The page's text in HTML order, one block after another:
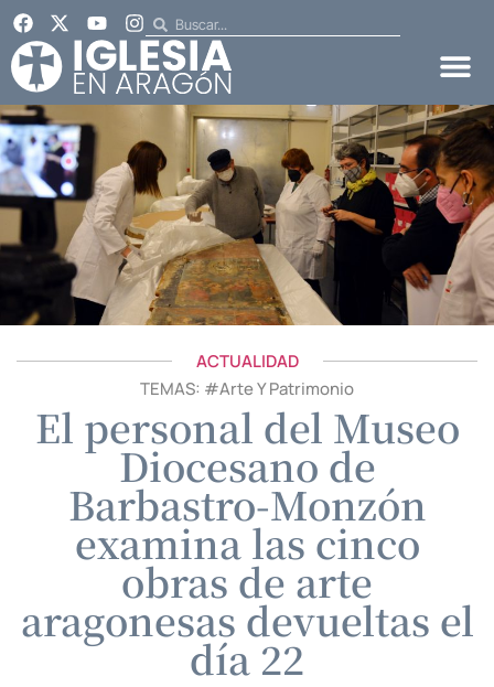
ACTUALIDAD
TEMAS: #Arte Y Patrimonio
El personal del Museo
Diocesano de
Barbastro-Monzón
examina las cinco
obras de arte
aragonesas devueltas el
día 22